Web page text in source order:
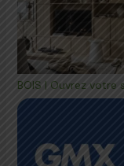
BOIS | Ouvrez votre